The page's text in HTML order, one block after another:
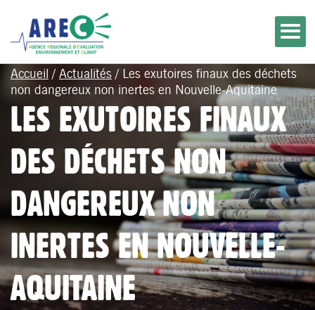
Accueil / Actualités / Les exutoires finaux des déchets
non dangereux non inertes en Nouvelle-Aquitaine
LES EXUTOIRES FINAUX
DES DÉCHETS NON
DANGEREUX NON
INERTES EN NOUVELLE-
AQUITAINE